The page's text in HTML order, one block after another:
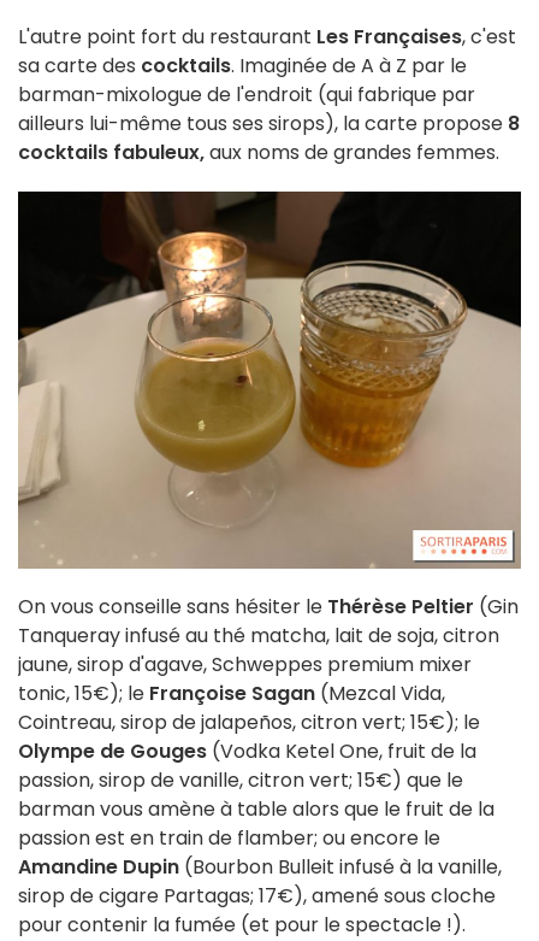
L'autre point fort du restaurant Les Françaises, c'est
sa carte des cocktails. Imaginée de A à Z par le
barman-mixologue de l'endroit (qui fabrique par
ailleurs lui-même tous ses sirops), la carte propose 8
cocktails fabuleux,aux noms de grandes femmes.
On vous conseille sans hésiter le Thérèse Peltier (Gin
Tanqueray infusé au thé matcha, lait de soja, citron
jaune, sirop d'agave, Schweppes premium mixer
tonic, 15€); le Françoise Sagan (Mezcal Vida,
Cointreau, sirop de jalapeños, citron vert; 15€); le
Olympe de Gouges (Vodka Ketel One, fruit de la
passion, sirop de vanille, citron vert; 15€) que le
barman vous amène à table alors que le fruit de la
passion est en train de flamber; ou encore le
Amandine Dupin (Bourbon Bulleit infusé à la vanille,
sirop de cigare Partagas; 17€), amené sous cloche
pour contenir la fumée (et pour le spectacle !).